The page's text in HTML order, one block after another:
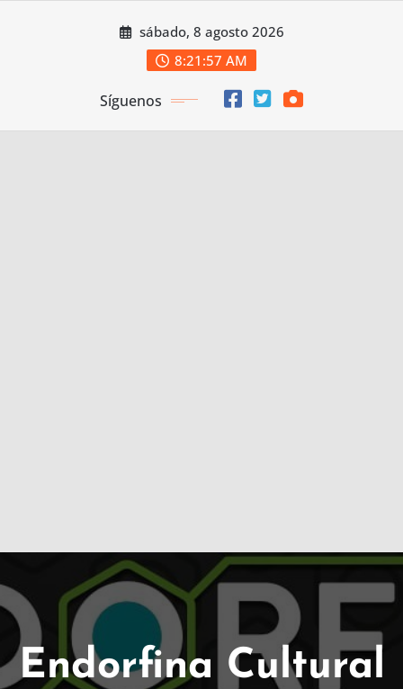
sábado, 8 agosto 2026
8:21:58 AM
Síguenos
Endorfina Cultural